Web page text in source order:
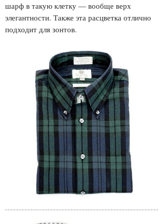
шарф в такую клетку — вообще верх
элегантности. Также эта расцветка отлично
подходит для зонтов.